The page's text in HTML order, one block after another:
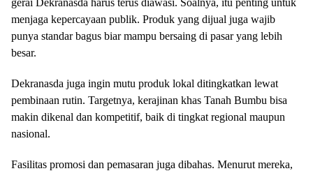
gerai Dekranasda harus terus diawasi. Soalnya, itu penting untuk
menjaga kepercayaan publik. Produk yang dijual juga wajib
punya standar bagus biar mampu bersaing di pasar yang lebih
besar.
Dekranasda juga ingin mutu produk lokal ditingkatkan lewat
pembinaan rutin. Targetnya, kerajinan khas Tanah Bumbu bisa
makin dikenal dan kompetitif, baik di tingkat regional maupun
nasional.
Fasilitas promosi dan pemasaran juga dibahas. Menurut mereka,